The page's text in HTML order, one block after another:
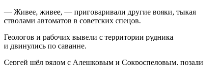
— Живее, живее, — приговаривали другие вояки, тыкая
стволами автоматов в советских спецов.
Геологов и рабочих вывели с территории рудника
и двинулись по саванне.
Сергей шёл рядом с Алешковым и Сокроспеловым, позади